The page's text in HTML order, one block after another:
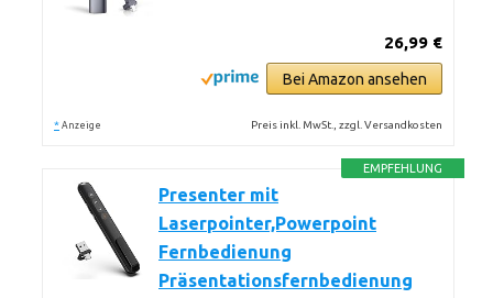
26,99 €
Bei Amazon ansehen
* Anzeige Preis inkl. MwSt., zzgl. Versandkosten
EMPFEHLUNG
Presenter mit
Laserpointer,Powerpoint
Fernbedienung
Präsentationsfernbedienung